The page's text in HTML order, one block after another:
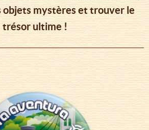
objets mystères et trouver le
trésor ultime !